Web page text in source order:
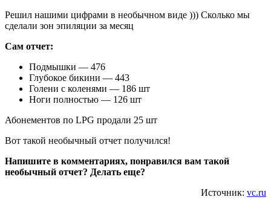
Решил нашими цифрами в необычном виде ))) Сколько мы
сделали зон эпиляции за месяц
Сам отчет:
Подмышки — 476
Глубокое бикини — 443
Голени с коленями — 186 шт
Ноги полностью — 126 шт
Абонементов по LPG продали 25 шт
Вот такой необычный отчет получился!
Напишите в комментариях, понравился вам такой
необычный отчет? Делать еще?
Источник: vc.ru